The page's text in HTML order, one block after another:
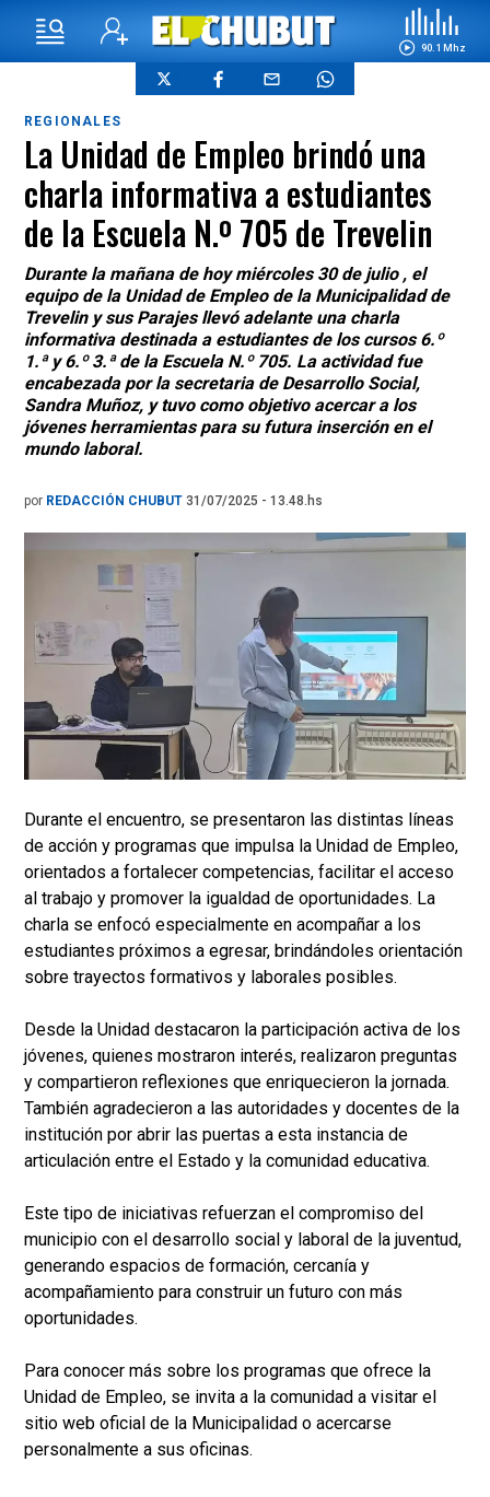
90.1 Mhz
REGIONALES
La Unidad de Empleo brindó una
charla informativa a estudiantes
de la Escuela N.º 705 de Trevelin
Durante la mañana de hoy miércoles 30 de julio , el
equipo de la Unidad de Empleo de la Municipalidad de
Trevelin y sus Parajes llevó adelante una charla
informativa destinada a estudiantes de los cursos 6.º
1.ª y 6.º 3.ª de la Escuela N.º 705. La actividad fue
encabezada por la secretaria de Desarrollo Social,
Sandra Muñoz, y tuvo como objetivo acercar a los
jóvenes herramientas para su futura inserción en el
mundo laboral.
por REDACCIÓN CHUBUT 31/07/2025 - 13.48.hs
Durante el encuentro, se presentaron las distintas líneas
de acción y programas que impulsa la Unidad de Empleo,
orientados a fortalecer competencias, facilitar el acceso
al trabajo y promover la igualdad de oportunidades. La
charla se enfocó especialmente en acompañar a los
estudiantes próximos a egresar, brindándoles orientación
sobre trayectos formativos y laborales posibles.
Desde la Unidad destacaron la participación activa de los
jóvenes, quienes mostraron interés, realizaron preguntas
y compartieron reflexiones que enriquecieron la jornada.
También agradecieron a las autoridades y docentes de la
institución por abrir las puertas a esta instancia de
articulación entre el Estado y la comunidad educativa.
Este tipo de iniciativas refuerzan el compromiso del
municipio con el desarrollo social y laboral de la juventud,
generando espacios de formación, cercanía y
acompañamiento para construir un futuro con más
oportunidades.
Para conocer más sobre los programas que ofrece la
Unidad de Empleo, se invita a la comunidad a visitar el
sitio web oficial de la Municipalidad o acercarse
personalmente a sus oficinas.